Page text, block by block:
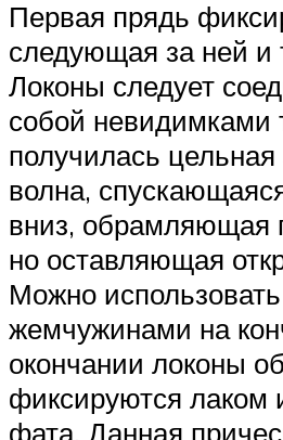
Первая прядь
следующая за ней и
Локоны следует
собой невидимками
получилась цельная
волна,
вниз, обрамляющая
но оставляющая
Можно
жемчужинами на
окончании локоны
фиксируются лаком
фата. Данная